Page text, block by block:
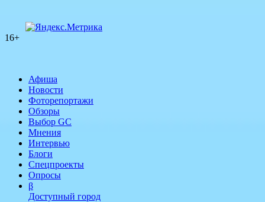
16+
Афиша
Новости
Фоторепортажи
Обзоры
Выбор GC
Мнения
Интервью
Блоги
Спецпроекты
Опросы
β
Доступный город